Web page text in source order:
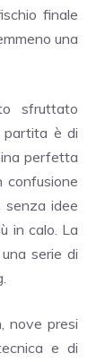
finale
una
sfruttato
partita è di
perfetta
confusione
senza idee
in calo. La
serie di
nove presi
e di